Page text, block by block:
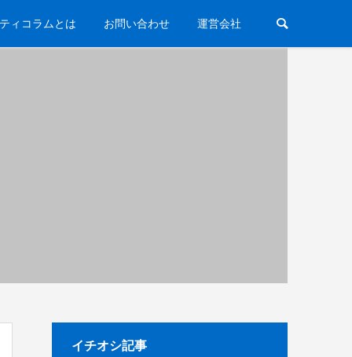
ィコラムとは お問い合わせ 運営会社
イチオシ記事